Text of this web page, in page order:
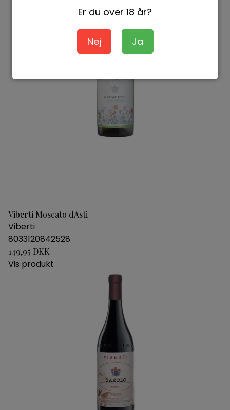
Er du over 18 år?
Nej Ja
Viberti Moscato dAsti
Viberti
8033120842528
149,95 DKK
Vis produkt